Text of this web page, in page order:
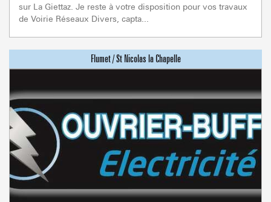
sur La Giettaz. Je reste à votre disposition pour vos travaux
de Voirie Réseaux Divers, capta...